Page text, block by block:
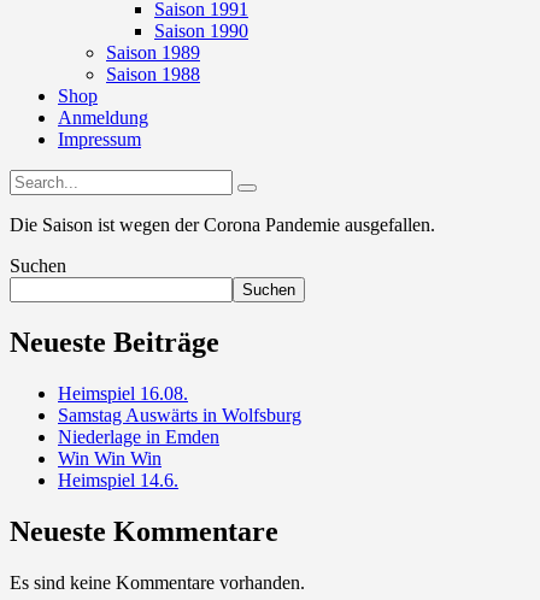
Saison 1991
Saison 1990
Saison 1989
Saison 1988
Shop
Anmeldung
Impressum
Die Saison ist wegen der Corona Pandemie ausgefallen.
Suchen
Suchen
Neueste Beiträge
Heimspiel 16.08.
Samstag Auswärts in Wolfsburg
Niederlage in Emden
Win Win Win
Heimspiel 14.6.
Neueste Kommentare
Es sind keine Kommentare vorhanden.